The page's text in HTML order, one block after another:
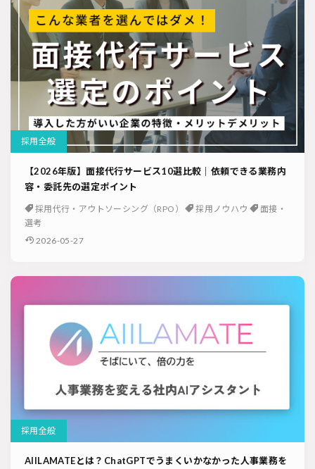
採用全般
【2026年版】面接代行サービス10選比較｜依頼できる業務内
容・委託先の選定ポイント
採用代行・アウトソーシング（RPO） 採用ノウハウ
面接・
選考
2026-05-27
採用全般
AIILAMATEとは？ChatGPTでうまくいかなかった人事業務を